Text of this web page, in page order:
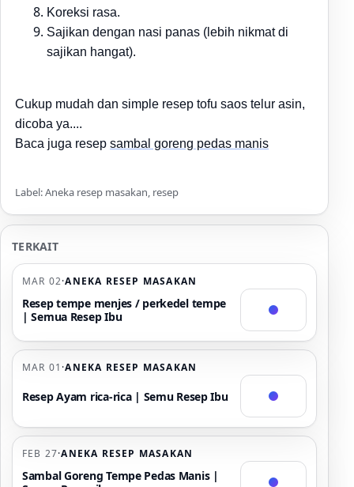
Koreksi rasa.
Sajikan dengan nasi panas (lebih nikmat di
sajikan hangat).
Cukup mudah dan simple resep tofu saos telur asin,
dicoba ya....
Baca juga resep sambal goreng pedas manis
Label: Aneka resep masakan, resep
TERKAIT
MAR 02·ANEKA RESEP MASAKAN
Resep tempe menjes / perkedel tempe
| Semua Resep Ibu
MAR 01 ·ANEKA RESEP MASAKAN
Resep Ayam rica-rica | Semu Resep Ibu
FEB 27·ANEKA RESEP MASAKAN
Sambal Goreng Tempe Pedas Manis |